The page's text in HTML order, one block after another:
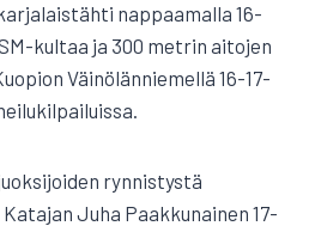
nappaamalla 16-
kultaa ja 300 metrin aitojen
Väinölänniemellä 16-17-
rynnistystä
Juha Paakkunainen 17-